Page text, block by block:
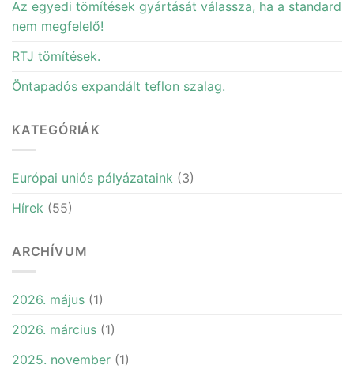
Az egyedi tömítések gyártását válassza, ha a standard
nem megfelelő!
RTJ tömítések.
Öntapadós expandált teflon szalag.
KATEGÓRIÁK
Európai uniós pályázataink (3)
Hírek (55)
ARCHÍVUM
2026. május (1)
2026. március (1)
2025. november (1)